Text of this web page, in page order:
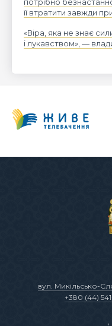
її втратити завжди
«Віра, яка не знає
і лукавством», —
вул. Микільсько-
+380 (44)